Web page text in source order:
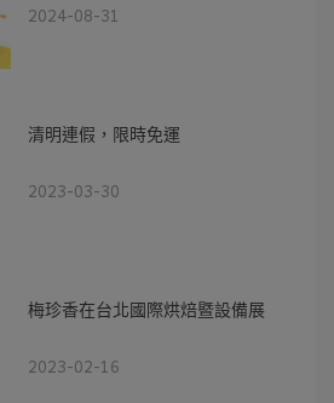
2024-08-31
清明連假，限時免運
2023-03-30
梅珍香在台北國際烘焙暨設備展
2023-02-16